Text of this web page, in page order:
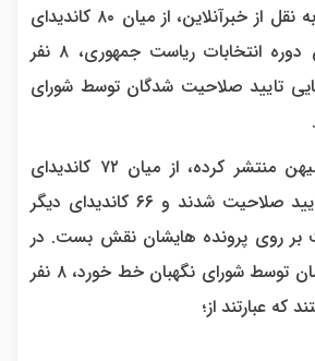
به گزارش رهام خبر به نقل از خبرآنلاین، از میان ۸۰ کاندیدای
انتخابات چهاردهمین دوره انتخابات ریاست جمهوری، ۸ نفر
تایید صلاحیت شدگان توسط شورای
براساس آنچه هم میهن منتشر کرده، از میان ۷۲ کاندیدای
باقی مانده، ۶ تن تایید صلاحیت شدند و ۶۶ کاندیدای دیگر
بر روی پرونده هایشان نقش بست. در
میان کسانی که نامشان توسط شورای نگهبان خط خورد، ۸ نفر
که عبارتند از؛